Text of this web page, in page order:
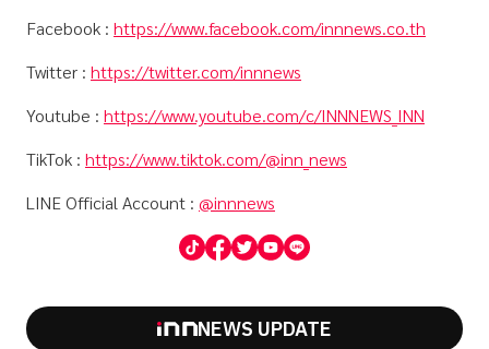
Facebook : https://www.facebook.com/innnews.co.th
Twitter : https://twitter.com/innnews
Youtube : https://www.youtube.com/c/INNNEWS_INN
TikTok : https://www.tiktok.com/@inn_news
LINE Official Account : @innnews
NEWS UPDATE